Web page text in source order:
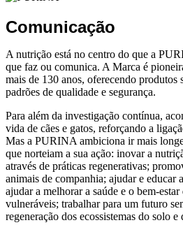
Comunicação
A nutrição está no centro do que a
que faz ou comunica. A Marca é
mais de 130 anos, oferecendo produtos
padrões de qualidade e segurança.
Para além da investigação contínua,
vida de cães e gatos, reforçando a
Mas a PURINA ambiciona ir mais
que norteiam a sua ação: inovar a
através de práticas regenerativas;
animais de companhia; ajudar e educar
ajudar a melhorar a saúde e o bem-estar
vulneráveis; trabalhar para um futuro
regeneração dos ecossistemas do solo e